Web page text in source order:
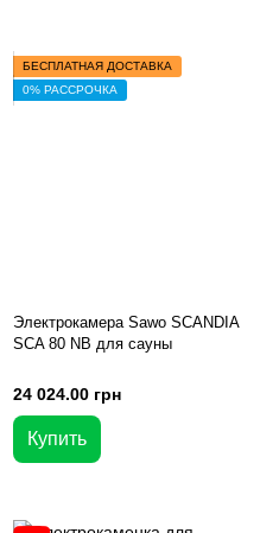
БЕСПЛАТНАЯ ДОСТАВКА
0% РАССРОЧКА
Электрокамера Sawo SCANDIA
SCA 80 NB для сауны
24 024.00 грн
Купить